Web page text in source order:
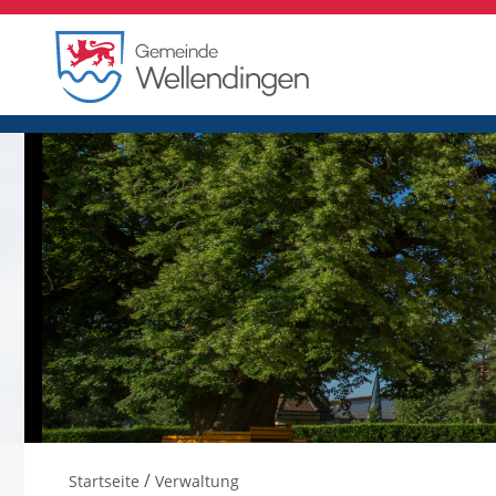
Startseite / Verwaltung